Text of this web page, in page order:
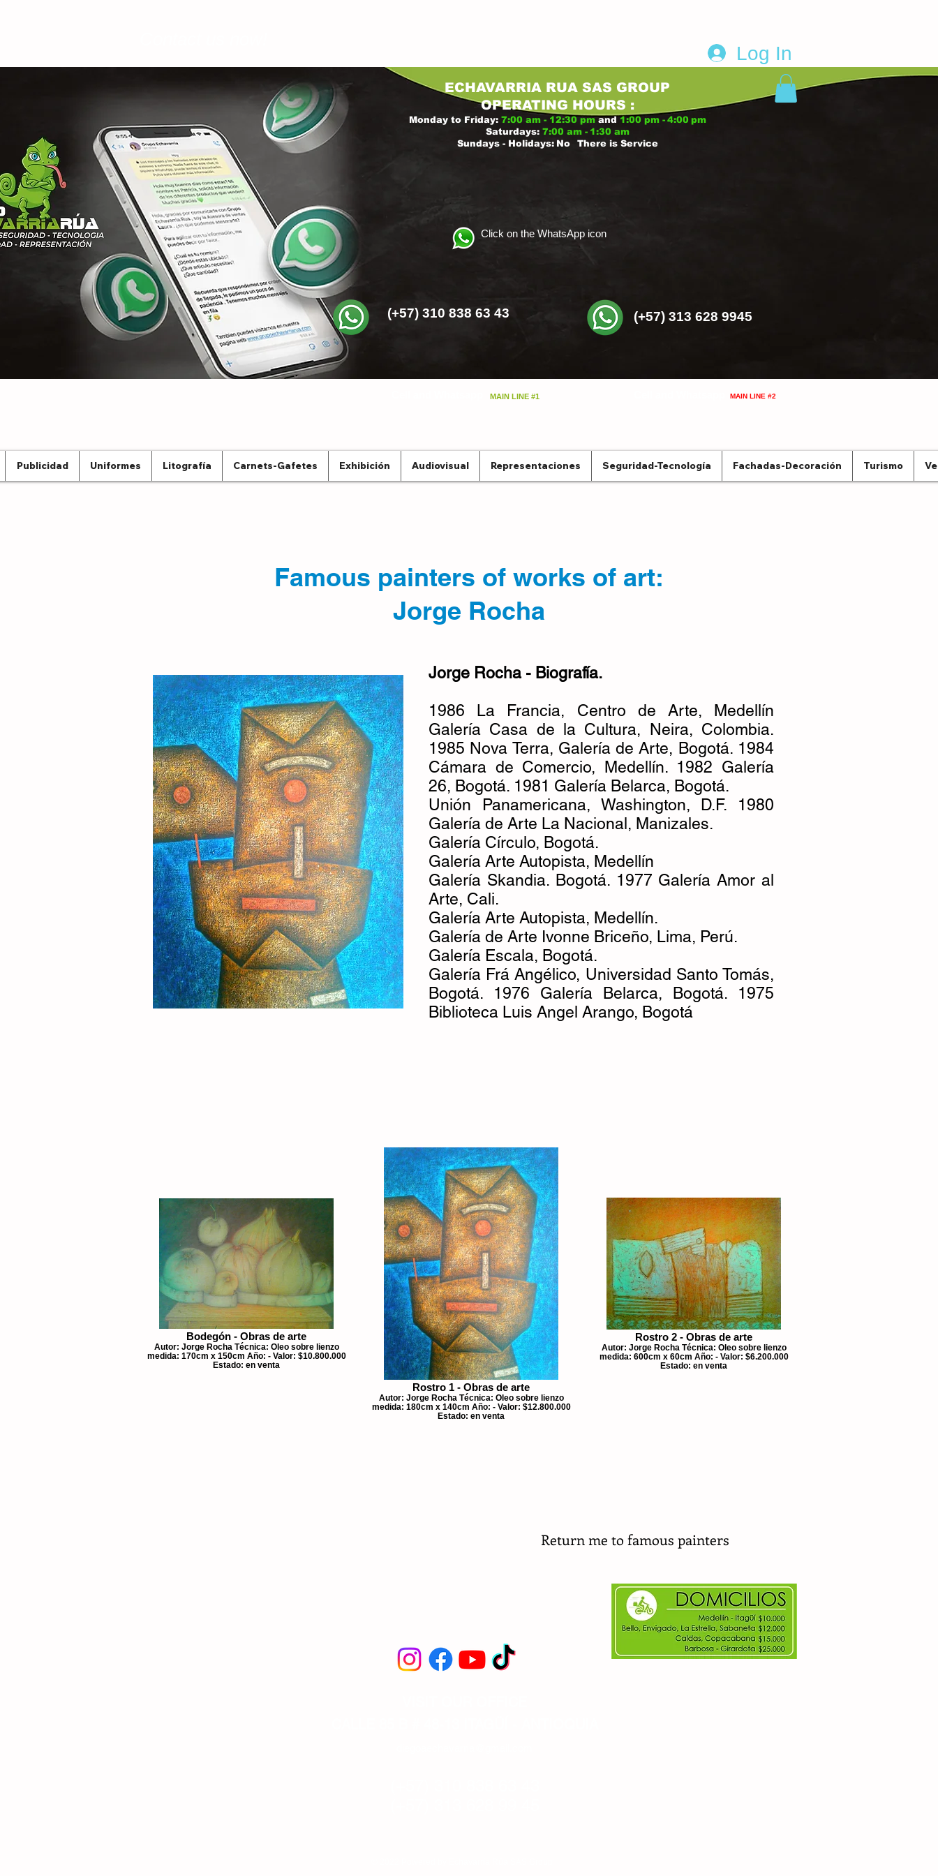
Log In
(+57) 310 838 63 43 (+57) 313 628 9945
Click on the WhatsApp icon
ECHAVARRIA RUA SAS GROUP
OPERATING HOURS :
Monday to Friday: 7:00 am - 12:30 pm and 1:00 pm - 4:00 pm
Saturdays: 7:00 am - 1:30 am
Sundays - Holidays: No There is Service
MAIN LINE #1 MAIN LINE #2
Publicidad Uniformes Litografía Carnets-Gafetes Exhibición Audiovisual Representaciones Seguridad-Tecnología Fachadas-Decoración Turismo
Famous painters of works of art:
Jorge Rocha
Jorge Rocha - Biografía.
1986 La Francia, Centro de Arte, Medellín
Galería Casa de la Cultura, Neira, Colombia.
1985 Nova Terra, Galería de Arte, Bogotá. 1984
Cámara de Comercio, Medellín. 1982 Galería
26, Bogotá. 1981 Galería Belarca, Bogotá.
Unión Panamericana, Washington, D.F. 1980
Galería de Arte La Nacional, Manizales.
Galería Círculo, Bogotá.
Galería Arte Autopista, Medellín
Galería Skandia. Bogotá. 1977 Galería Amor al
Arte, Cali.
Galería Arte Autopista, Medellín.
Galería de Arte Ivonne Briceño, Lima, Perú.
Galería Escala, Bogotá.
Galería Frá Angélico, Universidad Santo Tomás,
Bogotá. 1976 Galería Belarca, Bogotá. 1975
Biblioteca Luis Angel Arango, Bogotá
Bodegón - Obras de arte
Autor: Jorge Rocha Técnica: Oleo sobre lienzo
medida: 170cm x 150cm Año: - Valor: $10.800.000
Estado: en venta
Rostro 1 - Obras de arte
Autor: Jorge Rocha Técnica: Oleo sobre lienzo
medida: 180cm x 140cm Año: - Valor: $12.800.000
Estado: en venta
Rostro 2 - Obras de arte
Autor: Jorge Rocha Técnica: Oleo sobre lienzo
medida: 600cm x 60cm Año: - Valor: $6.200.000
Estado: en venta
Return me to famous painters